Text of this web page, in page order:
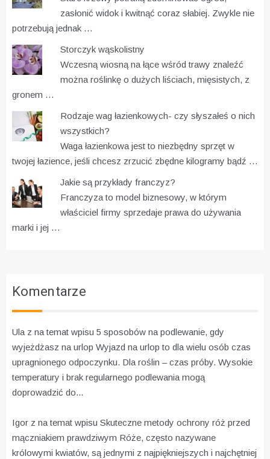
zasłonić widok i kwitnąć coraz słabiej. Zwykle nie
potrzebują jednak …
Storczyk wąskolistny
Wczesną wiosną na łące wśród trawy znaleźć
można roślinkę o dużych liściach, mięsistych, z
gronem …
Rodzaje wag łazienkowych- czy słyszałeś o nich
wszystkich?
Waga łazienkowa jest to niezbędny sprzęt w
twojej łazience, jeśli chcesz zrzucić zbędne kilogramy bądź …
Jakie są przykłady franczyz?
Franczyza to model biznesowy, w którym
właściciel firmy sprzedaje prawa do używania
marki i jej …
Komentarze
Ula z na temat wpisu 5 sposobów na podlewanie, gdy
wyjeżdżasz na urlop Wyjazd na urlop to dla wielu osób czas
upragnionego odpoczynku. Dla roślin – czas próby. Wysokie
temperatury i brak regularnego podlewania mogą
doprowadzić do...
Igor z na temat wpisu Skuteczne metody ochrony róż przed
mączniakiem prawdziwym Róże, często nazywane
królowymi kwiatów, są jednymi z najpiękniejszych i najchętniej